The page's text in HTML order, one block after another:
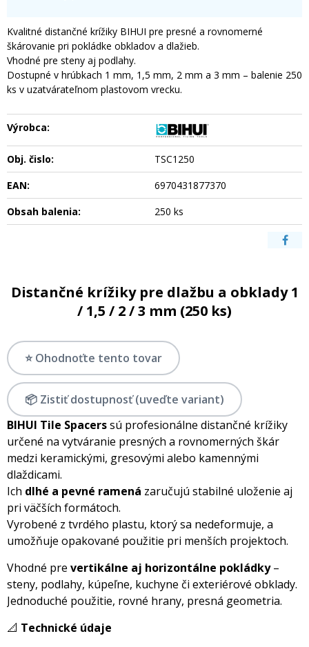
Kvalitné distančné krížiky BIHUI pre presné a rovnomerné
škárovanie pri pokládke obkladov a dlažieb.
Vhodné pre steny aj podlahy.
Dostupné v hrúbkach 1 mm, 1,5 mm, 2 mm a 3 mm – balenie 250
ks v uzatvárateľnom plastovom vrecku.
Výrobca:
Obj. čislo:
TSC1250
EAN:
6970431877370
Obsah balenia:
250 ks
Distančné krížiky pre dlažbu a obklady 1
/ 1,5 / 2 / 3 mm (250 ks)
⭐ Ohodnoťte tento tovar
📦 Zistiť dostupnosť (uveďte variant)
BIHUI Tile Spacerssú profesionálne distančné krížiky
určené na vytváranie presných a rovnomerných škár
medzi keramickými, gresovými alebo kamennými
dlaždicami.
Ich dlhé a pevné ramená zaručujú stabilné uloženie aj
pri väčších formátoch.
Vyrobené z tvrdého plastu, ktorý sa nedeformuje, a
umožňuje opakované použitie pri menších projektoch.
Vhodné pre vertikálne aj horizontálne pokládky–
steny, podlahy, kúpeľne, kuchyne či exteriérové obklady.
Jednoduché použitie, rovné hrany, presná geometria.
📐 Technické údaje